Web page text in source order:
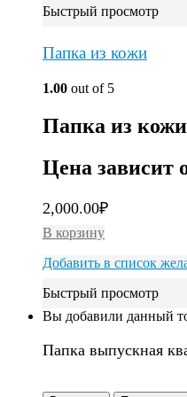
Быстрый просмотр
Папка из кожи
1.00 out of 5
Папка из кожи
Цена зависит
2,000.00₽
В корзину
Добавить в список
Быстрый просмотр
Вы добавили данный
Папка выпускная